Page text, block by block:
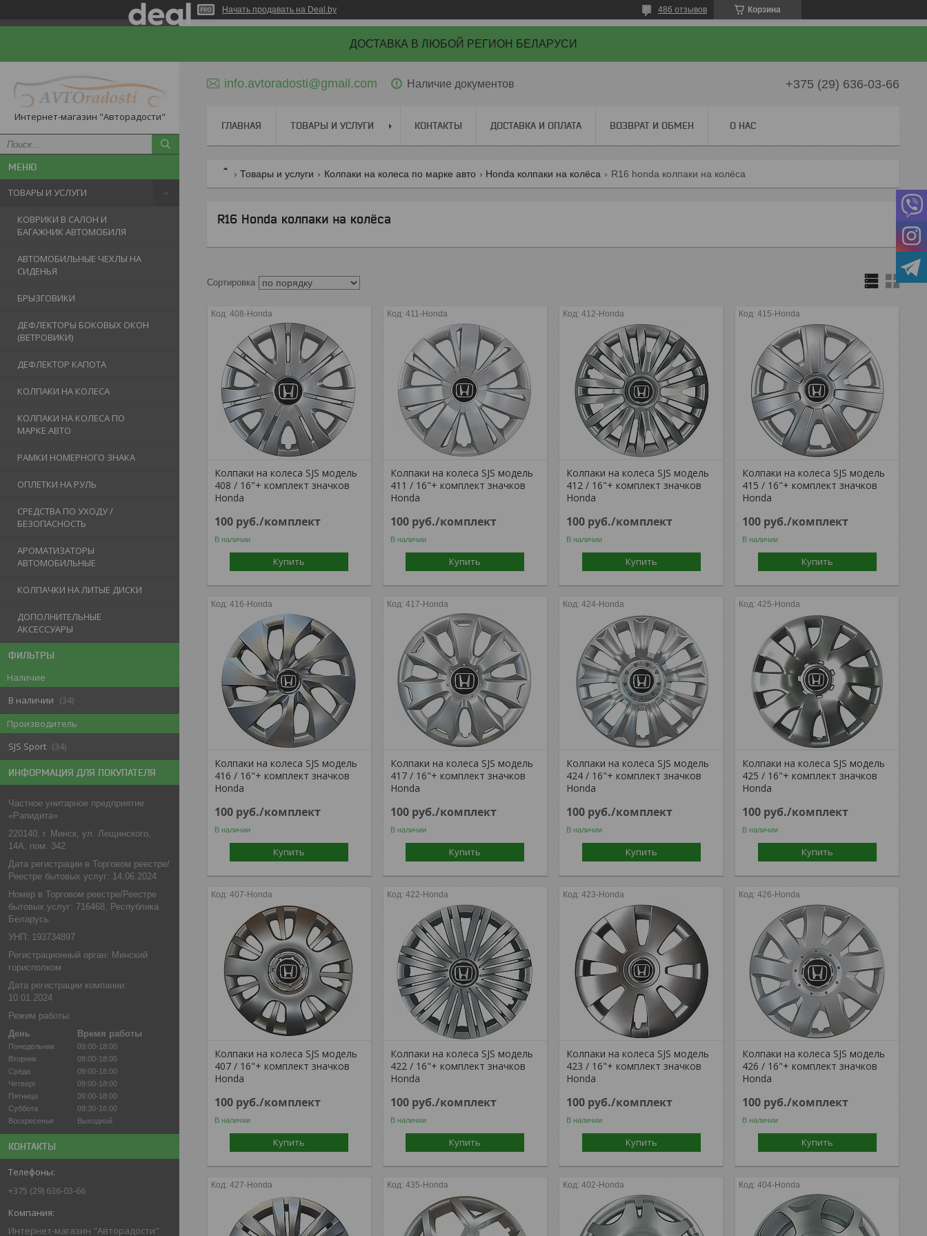
Начать продавать на Deal.by Корзина
486 отзывов
ДОСТАВКА В ЛЮБОЙ РЕГИОН БЕЛАРУСИ
Интернет-магазин "Авторадости"
ТОВАРЫ И УСЛУГИ
КОВРИКИ В САЛОН И
БАГАЖНИК АВТОМОБИЛЯ
АВТОМОБИЛЬНЫЕ ЧЕХЛЫ НА
СИДЕНЬЯ
БРЫЗГОВИКИ
ДЕФЛЕКТОРЫ БОКОВЫХ ОКОН
(ВЕТРОВИКИ)
ДЕФЛЕКТОР КАПОТА
КОЛПАКИ НА КОЛЕСА
КОЛПАКИ НА КОЛЕСА ПО
МАРКЕ АВТО
РАМКИ НОМЕРНОГО ЗНАКА
ОПЛЕТКИ НА РУЛЬ
СРЕДСТВА ПО УХОДУ /
БЕЗОПАСНОСТЬ
АРОМАТИЗАТОРЫ
АВТОМОБИЛЬНЫЕ
КОЛПАЧКИ НА ЛИТЫЕ ДИСКИ
ДОПОЛНИТЕЛЬНЫЕ
АКСЕССУАРЫ
ФИЛЬТРЫ
Наличие
В наличии
34
Производитель
SJS Sport
34
ИНФОРМАЦИЯ ДЛЯ ПОКУПАТЕЛЯ
Частное унитарное предприятие
«Рапидита»
220140, г. Минск, ул. Лещинского,
14А, пом. 342
Дата регистрации в Торговом реестре/
Реестре бытовых услуг: 14.06.2024
Номер в Торговом реестре/Реестре
бытовых услуг: 716468, Республика
Беларусь
УНП: 193734897
Регистрационный орган: Минский
горисполком
Дата регистрации компании:
10.01.2024
Режим работы:
День
Время работы
Понедельник
09:00-18:00
Вторник
09:00-18:00
Среда
09:00-18:00
Четверг
09:00-18:00
Пятница
09:00-18:00
Суббота
09:30-16:00
Воскресенье
Выходной
КОНТАКТЫ
+375 (29) 636-03-66
Интернет-магазин "Авторадости"
info.avtoradosti@gmail.com Наличие документов +375 (29) 636-03-66
ГЛАВНАЯ ТОВАРЫ И УСЛУГИ КОНТАКТЫ ДОСТАВКА И ОПЛАТА ВОЗВРАТ И ОБМЕН О НАС
Товары и услуги Колпаки на колеса по марке авто Honda колпаки на колёса R16 honda колпаки на колёса
R16 Honda колпаки на колёса
408-Honda
Колпаки на колеса SJS модель
408 / 16"+ комплект значков
Honda
100 руб./комплект
В наличии
Купить
411-Honda
Колпаки на колеса SJS модель
411 / 16"+ комплект значков
Honda
100 руб./комплект
В наличии
Купить
412-Honda
Колпаки на колеса SJS модель
412 / 16"+ комплект значков
Honda
100 руб./комплект
В наличии
Купить
415-Honda
Колпаки на колеса SJS модель
415 / 16"+ комплект значков
Honda
100 руб./комплект
В наличии
Купить
416-Honda
Колпаки на колеса SJS модель
416 / 16"+ комплект значков
Honda
100 руб./комплект
В наличии
Купить
417-Honda
Колпаки на колеса SJS модель
417 / 16"+ комплект значков
Honda
100 руб./комплект
В наличии
Купить
424-Honda
Колпаки на колеса SJS модель
424 / 16"+ комплект значков
Honda
100 руб./комплект
В наличии
Купить
425-Honda
Колпаки на колеса SJS модель
425 / 16"+ комплект значков
Honda
100 руб./комплект
В наличии
Купить
407-Honda
Колпаки на колеса SJS модель
407 / 16"+ комплект значков
Honda
100 руб./комплект
В наличии
Купить
422-Honda
Колпаки на колеса SJS модель
422 / 16"+ комплект значков
Honda
100 руб./комплект
В наличии
Купить
423-Honda
Колпаки на колеса SJS модель
423 / 16"+ комплект значков
Honda
100 руб./комплект
В наличии
Купить
426-Honda
Колпаки на колеса SJS модель
426 / 16"+ комплект значков
Honda
100 руб./комплект
В наличии
Купить
427-Honda 435-Honda 402-Honda 404-Honda